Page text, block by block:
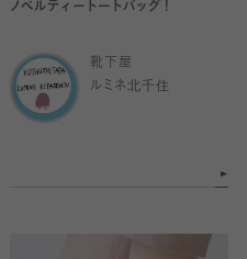
ノベルティートートバッグ！
靴下屋
ルミネ北千住